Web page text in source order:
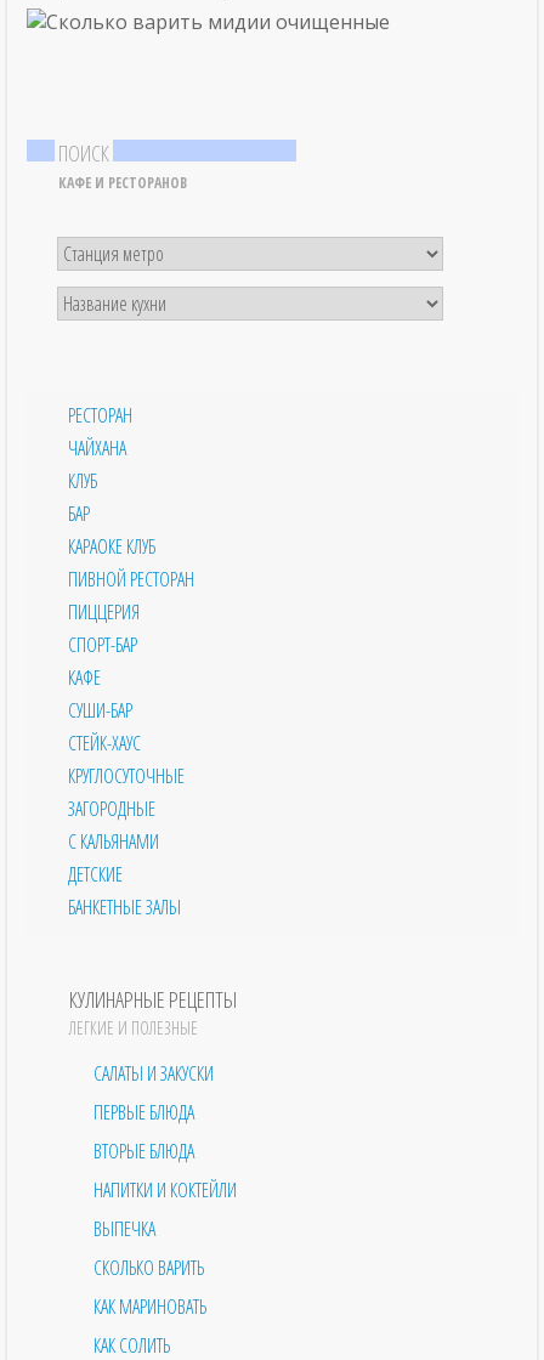
ПОИСК
КАФЕ И РЕСТОРАНОВ
РЕСТОРАН
ЧАЙХАНА
КЛУБ
БАР
КАРАОКЕ КЛУБ
ПИВНОЙ РЕСТОРАН
ПИЦЦЕРИЯ
СПОРТ-БАР
КАФЕ
СУШИ-БАР
СТЕЙК-ХАУС
КРУГЛОСУТОЧНЫЕ
ЗАГОРОДНЫЕ
С КАЛЬЯНАМИ
ДЕТСКИЕ
БАНКЕТНЫЕ ЗАЛЫ
КУЛИНАРНЫЕ РЕЦЕПТЫ
ЛЕГКИЕ И ПОЛЕЗНЫЕ
САЛАТЫ И ЗАКУСКИ
ПЕРВЫЕ БЛЮДА
ВТОРЫЕ БЛЮДА
НАПИТКИ И КОКТЕЙЛИ
ВЫПЕЧКА
СКОЛЬКО ВАРИТЬ
КАК МАРИНОВАТЬ
КАК СОЛИТЬ